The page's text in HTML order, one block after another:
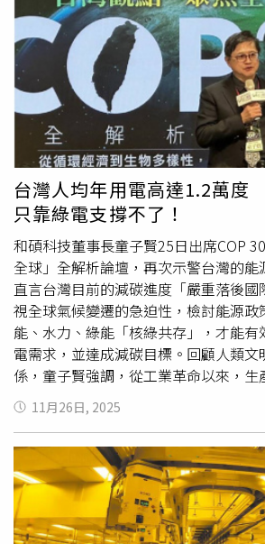
渠及基隆河段上游，發現崇智橋、八堵
內加油站周邊少量油污漂浮，立即設置
污染源，目前尚未查獲實際污染行為
基隆市仁愛、安樂、信義、七堵、中
北市汐止區4.7萬戶，直接影響民眾日
月28日前往基隆市警察局八堵分駐所正
位儘速追緝污染者。台水強調，公司同
生第一時間啟動緊急處置程序，並全
追查污染源頭，期盼污染者能儘速依法
源安全。台水公司籲請基隆市政府環
法」加強稽查作業，並針對污染者採取
同時商請地檢署協助追查，務必將污染
公共用水安全與社會公義。
台灣人均年用電高達1.2萬度
只靠綠電支撐不了！
和碩科技董事長童子賢25日出席COP
全球」全解析論壇，再次示警台灣的能
直言台灣目前的減碳進度「嚴重落後
視全球氣候變遷的急迫性，檢討能源政
能、水力、綠能「核綠共存」，才能
電需求，並達成減碳目標。回顧人類
係，童子賢強調，從工業革命以來，生
時，也帶來了氣候變遷的巨大威脅；
案例，包括小冰河期對社會動亂的影
氣溫上升的精確推測，證明氣候變遷
關，並強調目前國際公認的攝氏1.5度
守。童子賢指出，台灣的能源結構面
年用電量高達1.2萬度，遠高於日本和
耗能產業佔比高，而台灣主要的污染
11月26日, 2025